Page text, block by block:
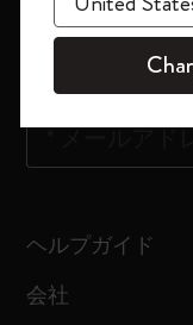
ニュースレター登
*メールアド
ヘルプガイド
会社